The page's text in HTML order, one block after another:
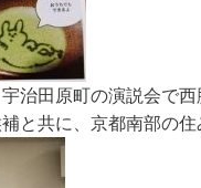
治田原町の演説会で西
と共に、京都南部の